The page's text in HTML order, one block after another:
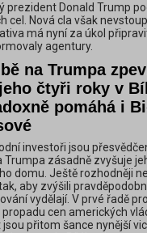
prezident Donald Trump
cel. Nová cla však
má nyní za úkol
agentury.
na Trumpa
čtyři roky v
pomáhá i
investoři jsou
Trumpa zásadně zvyšuje
domu. Ještě rozhodněji
aby zvýšili
vydělají. V prvé řadě
cen amerických
přitom šance nynější